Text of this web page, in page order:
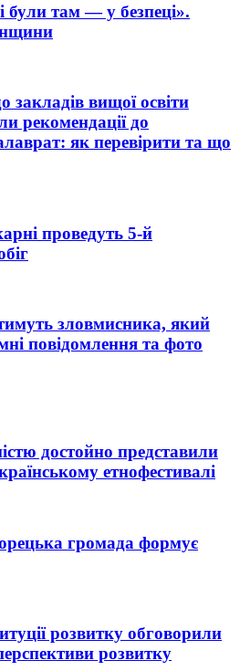
були там — у безпеці».
закладів вищої освіти
рекомендації до
як перевірити та що
проведуть 5-й
зловмисника, який
повідомлення та фото
достойно представили
етнофестивалі
громада формує
розвитку обговорили
розвитку